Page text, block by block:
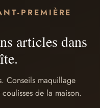
PREMIÈRE
articles dans
Conseils maquillage
de la maison.